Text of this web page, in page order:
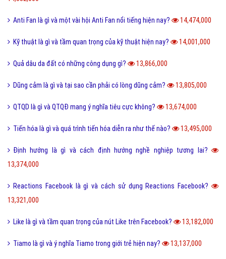
Anti Fan là gì và một vài hội Anti Fan nổi tiếng hiện nay? 14,474,000
Kỹ thuật là gì và tầm quan trọng của kỹ thuật hiện nay? 14,001,000
Quả dâu da đất có những công dụng gì? 13,866,000
Dũng cảm là gì và tại sao cần phải có lòng dũng cảm? 13,805,000
QTQD là gì và QTQĐ mang ý nghĩa tiêu cực không? 13,674,000
Tiến hóa là gì và quá trình tiến hóa diễn ra như thế nào? 13,495,000
Định hướng là gì và cách định hướng nghề nghiệp tương lai?
13,374,000
Reactions Facebook là gì và cách sử dụng Reactions Facebook?
13,321,000
Like là gì và tầm quan trọng của nút Like trên Facebook? 13,182,000
Tiamo là gì và ý nghĩa Tiamo trong giới trẻ hiện nay? 13,137,000